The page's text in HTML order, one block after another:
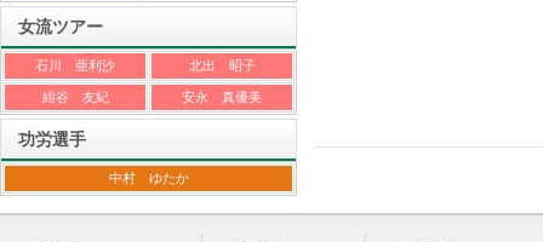
女流ツアー
石川 亜利沙 北出 昭子
紺谷 友紀 安永 真優美
功労選手
中村 ゆたか